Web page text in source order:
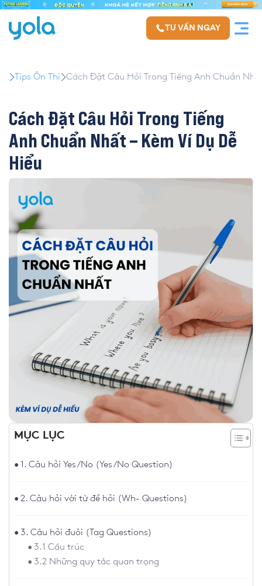
TƯ VẤN NGAY
Tips Ôn Thi Cách Đặt Câu Hỏi Trong Tiếng Anh Chuẩn
Cách Đặt Câu Hỏi Trong Tiếng
Anh Chuẩn Nhất – Kèm Ví Dụ Dễ
Hiểu
MỤC LỤC
1. Câu hỏi Yes/No (Yes/No Question)
2. Câu hỏi với từ để hỏi (Wh- Questions)
3. Câu hỏi đuôi (Tag Questions)
3.1 Cấu trúc
3.2 Những quy tắc quan trọng